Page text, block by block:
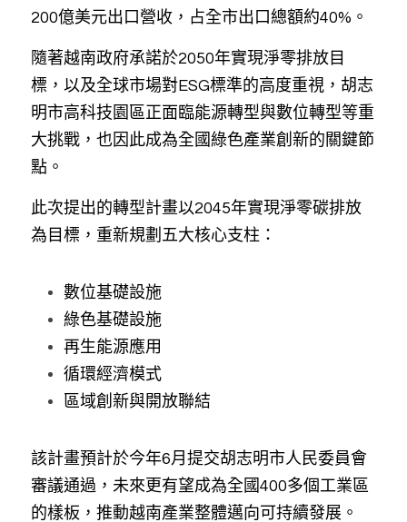
200億美元出口營收，占全市出口總額約40%。
隨著越南政府承諾於2050年實現淨零排放目
標，以及全球市場對ESG標準的高度重視，胡志
明市高科技園區正面臨能源轉型與數位轉型等重
大挑戰，也因此成為全國綠色產業創新的關鍵節
點。
此次提出的轉型計畫以2045年實現淨零碳排放
為目標，重新規劃五大核心支柱：
數位基礎設施
綠色基礎設施
再生能源應用
循環經濟模式
區域創新與開放聯結
該計畫預計於今年6月提交胡志明市人民委員會
審議通過，未來更有望成為全國400多個工業區
的樣板，推動越南產業整體邁向可持續發展。